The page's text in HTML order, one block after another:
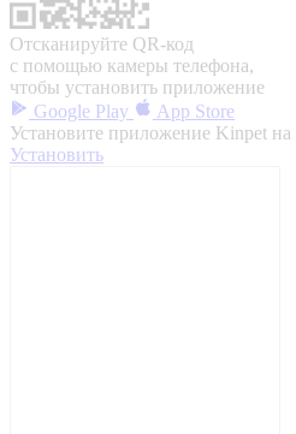
Отсканируйте QR-код
с помощью камеры телефона,
чтобы установить приложение
Google Play
App Store
Установите приложение Kinpet на
Установить